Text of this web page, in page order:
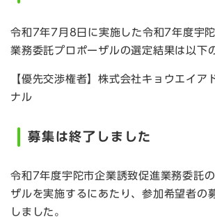
令和7年7月8日に実施した令和7年度宇
業務委託プロポーザルの選定結果は以下
【優先交渉権者】株式会社キョウエイア
ナル
募集は終了しました
令和7年度宇陀市企業誘致促進業務委託
ザルを実施するにあたり、参加希望者の
しました。